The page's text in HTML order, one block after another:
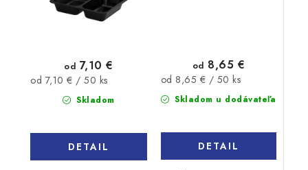
Skladom
od 7,10 €
Jednotková
od 7,10 € / 50 ks
DETAIL
Skladom u dodávateľa
od 8,65 €
Jednotková
cena:
od 8,65 € / 50 ks
DETAIL